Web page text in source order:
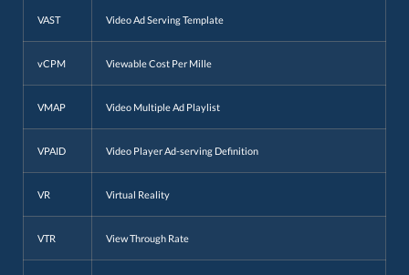
VAST Video Ad Serving Template
vCPM Viewable Cost Per Mille
VMAP Video Multiple Ad Playlist
VPAID Video Player Ad-serving Definition
VR Virtual Reality
VTR View Through Rate